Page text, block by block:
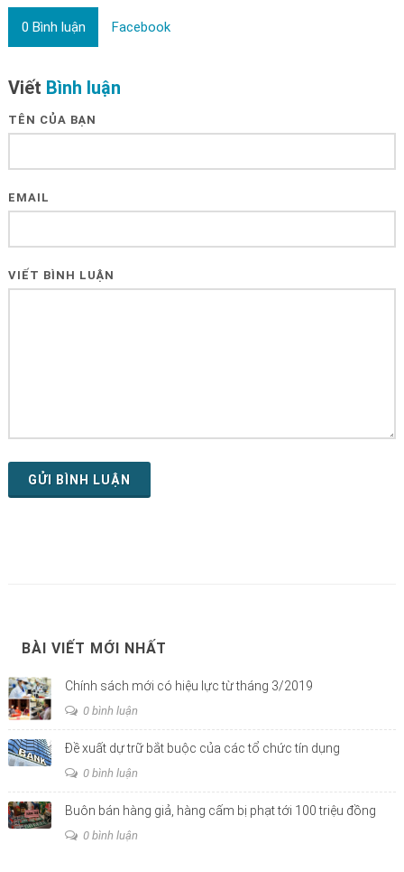
0 Bình luận Facebook
Viết Bình luận
TÊN CỦA BẠN
EMAIL
VIẾT BÌNH LUẬN
GỬI BÌNH LUẬN
BÀI VIẾT MỚI NHẤT
Chính sách mới có hiệu lực từ tháng 3/2019
0 bình luận
Đề xuất dự trữ bắt buộc của các tổ chức tín dụng
0 bình luận
Buôn bán hàng giả, hàng cấm bị phạt tới 100 triệu đồng
0 bình luận